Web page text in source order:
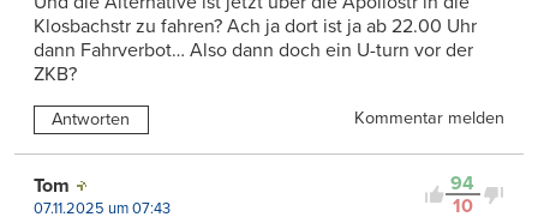
Klosbachstr zu fahren? Ach ja dort ist ja ab 22.00 Uhr
dann Fahrverbot… Also dann doch ein U-turn vor der
ZKB?
Antworten Kommentar melden
94
10
Tom
07.11.2025 um 07:43